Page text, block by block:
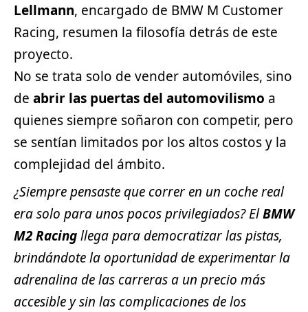
Lellmann, encargado de BMW M Customer
Racing, resumen la filosofía detrás de este
proyecto.
No se trata solo de vender automóviles, sino
de abrir las puertas del automovilismo a
quienes siempre soñaron con competir, pero
se sentían limitados por los altos costos y la
complejidad del ámbito.
¿Siempre pensaste que correr en un coche real
era solo para unos pocos privilegiados? ElBMW
M2 Racingllega para democratizar las pistas,
brindándote la oportunidad de experimentar la
adrenalina de las carreras a un precio más
accesible y sin las complicaciones de los